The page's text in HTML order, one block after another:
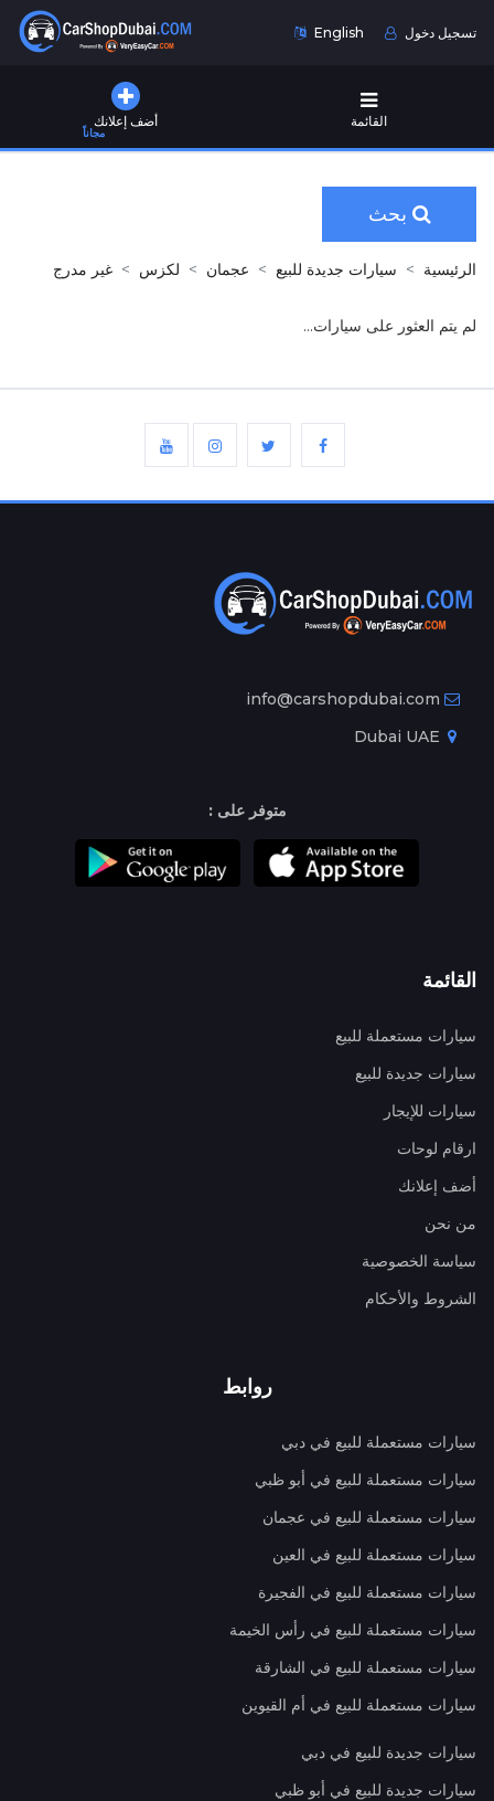
English تسجيل دخول
أضف إعلانك
مجاناً
القائمة
بحث
الرئيسية سيارات جديدة للبيع عجمان لكزس غير مدرج
لم يتم العثور على سيارات...
info@carshopdubai.com
متوفر على :
القائمة
سيارات مستعملة للبيع
سيارات جديدة للبيع
سيارات للإيجار
ارقام لوحات
أضف إعلانك
من نحن
سياسة الخصوصية
الشروط والأحكام
روابط
سيارات مستعملة للبيع في دبي
سيارات مستعملة للبيع في أبو ظبي
سيارات مستعملة للبيع في عجمان
سيارات مستعملة للبيع في العين
سيارات مستعملة للبيع في الفجيرة
سيارات مستعملة للبيع في رأس الخيمة
سيارات مستعملة للبيع في الشارقة
سيارات مستعملة للبيع في أم القيوين
سيارات جديدة للبيع في دبي
سيارات جديدة للبيع في أبو ظبي